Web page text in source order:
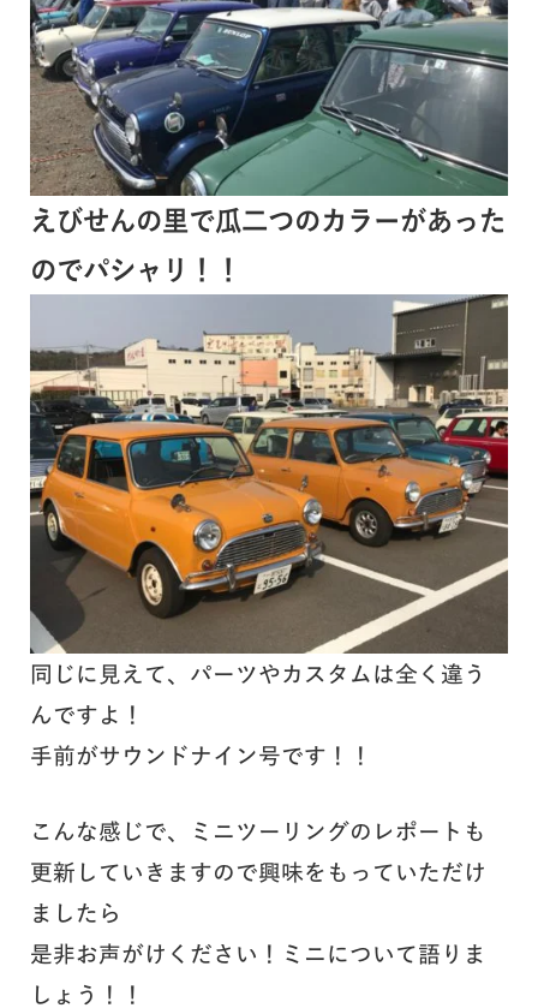
えびせんの里で瓜二つのカラーがあった
のでパシャリ！！
同じに見えて、パーツやカスタムは全く違う
んですよ！
手前がサウンドナイン号です！！
こんな感じで、ミニツーリングのレポートも
更新していきますので興味をもっていただけ
ましたら
是非お声がけください！ミニについて語りま
しょう！！